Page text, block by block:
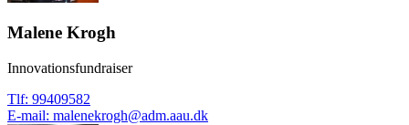
Malene Krogh
Innovationsfundraiser
Tlf: 99409582
E-mail: malenekrogh@adm.aau.dk